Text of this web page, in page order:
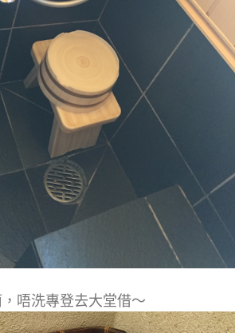
唔洗專登去大堂借～